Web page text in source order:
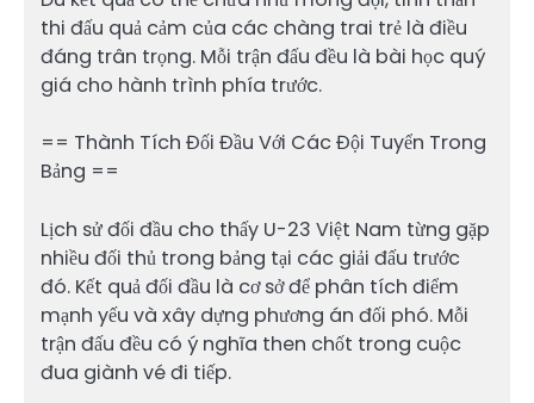
thi đấu quả cảm của các chàng trai trẻ là điều
đáng trân trọng. Mỗi trận đấu đều là bài học quý
giá cho hành trình phía trước.
== Thành Tích Đối Đầu Với Các Đội Tuyển Trong
Bảng ==
Lịch sử đối đầu cho thấy U-23 Việt Nam từng gặp
nhiều đối thủ trong bảng tại các giải đấu trước
đó. Kết quả đối đầu là cơ sở để phân tích điểm
mạnh yếu và xây dựng phương án đối phó. Mỗi
trận đấu đều có ý nghĩa then chốt trong cuộc
đua giành vé đi tiếp.